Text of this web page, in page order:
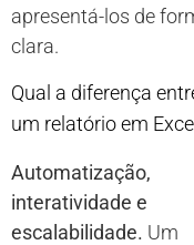
apresentá-los de
clara.
Qual a diferença
um relatório em
Automatização,
interatividade e
escalabilidade. Um